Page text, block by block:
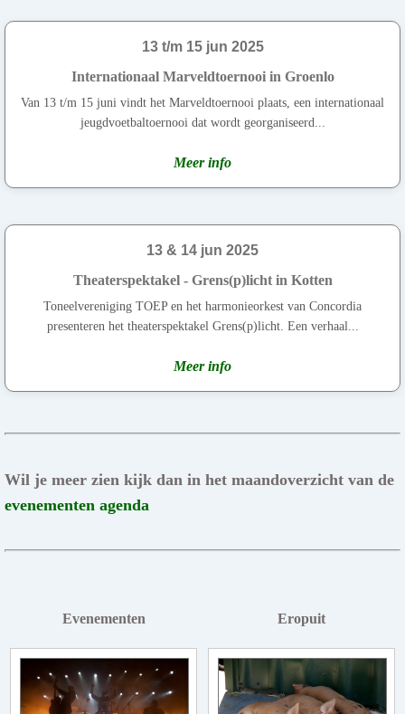
13 t/m 15 jun 2025
Internationaal Marveldtoernooi in Groenlo
Van 13 t/m 15 juni vindt het Marveldtoernooi plaats, een internationaal
jeugdvoetbaltoernooi dat wordt georganiseerd...
Meer info
13 & 14 jun 2025
Theaterspektakel - Grens(p)licht in Kotten
Toneelvereniging TOEP en het harmonieorkest van Concordia
presenteren het theaterspektakel Grens(p)licht. Een verhaal...
Meer info
Wil je meer zien kijk dan in het maandoverzicht van de
evenementen agenda
Evenementen Eropuit